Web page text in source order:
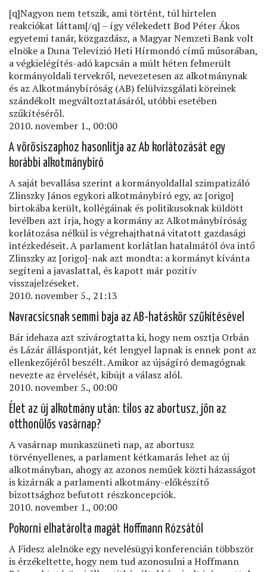
[q]Nagyon nem tetszik, ami történt, túl hirtelen
reakciókat láttam[/q] – így vélekedett Bod Péter Ákos
egyetemi tanár, közgazdász, a Magyar Nemzeti Bank volt
elnöke a Duna Televízió Heti Hírmondó című műsorában,
a végkielégítés-adó kapcsán a múlt héten felmerült
kormányoldali tervekről, nevezetesen az alkotmánynak
és az Alkotmánybíróság (AB) felülvizsgálati köreinek
szándékolt megváltoztatásáról, utóbbi esetében
szűkítéséről.
2010. november 1., 00:00
A vörösiszaphoz hasonlítja az Ab korlátozását egy
korábbi alkotmánybíró
A saját bevallása szerint a kormányoldallal szimpatizáló
Zlinszky János egykori alkotmánybíró egy, az [origo]
birtokába került, kollégáinak és politikusoknak küldött
levélben azt írja, hogy a kormány az Alkotmánybíróság
korlátozása nélkül is végrehajthatná vitatott gazdasági
intézkedéseit. A parlament korlátlan hatalmától óva intő
Zlinszky az [origo]-nak azt mondta: a kormányt kívánta
segíteni a javaslattal, és kapott már pozitív
visszajelzéseket.
2010. november 5., 21:13
Navracsicsnak semmi baja az AB-hatáskör szűkítésével
Bár idehaza azt szivárogtatta ki, hogy nem osztja Orbán
és Lázár álláspontját, két lengyel lapnak is ennek pont az
ellenkezőjéről beszélt. Amikor az újságíró demagógnak
nevezte az érvelését, kibújt a válasz alól.
2010. november 5., 00:00
Élet az új alkotmány után: tilos az abortusz, jön az
otthonülős vasárnap?
A vasárnap munkaszüneti nap, az abortusz
törvényellenes, a parlament kétkamarás lehet az új
alkotmányban, ahogy az azonos neműek közti házasságot
is kizárnák a parlamenti alkotmány-előkészítő
bizottsághoz befutott részkoncepciók.
2010. november 1., 00:00
Pokorni elhatárolta magát Hoffmann Rózsától
A Fidesz alelnöke egy nevelésügyi konferencián többször
is érzékeltette, hogy nem tud azonosulni a Hoffmann